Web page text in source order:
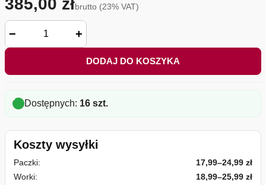
385,00 złbrutto (23% VAT)
− +
DODAJ DO KOSZYKA
Dostępnych: 16 szt.
Koszty wysyłki
Paczki:
17,99–24,99 zł
Worki:
18,99–25,99 zł